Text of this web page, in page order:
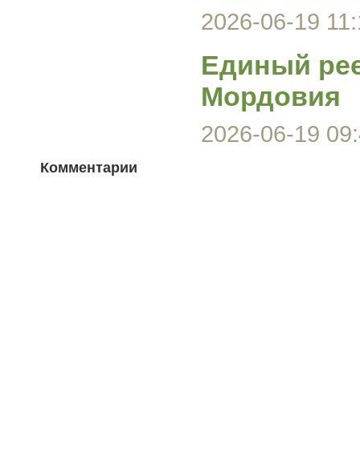
2026-06-19
Единый
Мордовия
2026-06-19
Комментарии